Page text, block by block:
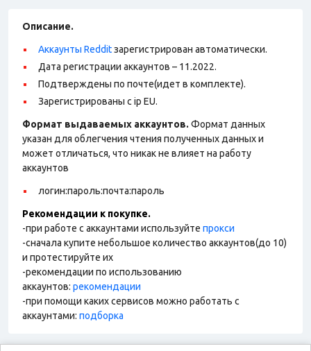
Описание.
Аккаунты Redditзарегистрирован автоматически.
Дата регистрации аккаунтов – 11.2022.
Подтверждены по почте(идет в комплекте).
Зарегистрированы с ip EU.
Формат выдаваемых аккаунтов. Формат данных
указан для облегчения чтения полученных данных и
может отличаться, что никак не влияет на работу
аккаунтов
логин:пароль:почта:пароль
Рекомендации к покупке.
-при работе с аккаунтами используйте прокси
-сначала купите небольшое количество аккаунтов(до 10)
и протестируйте их
-рекомендации по использованию
аккаунтов: рекомендации
-при помощи каких сервисов можно работать с
аккаунтами: подборка